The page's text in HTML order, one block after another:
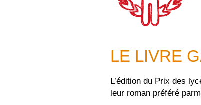
LE LIVRE
L’édition du Prix des
leur roman préféré